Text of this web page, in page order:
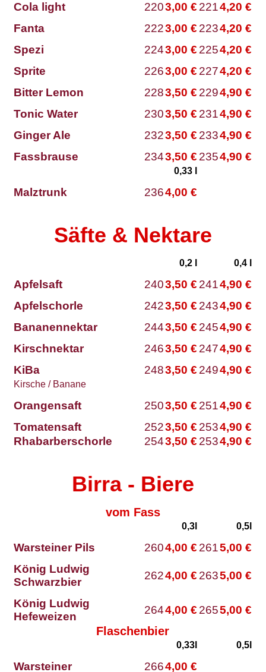
Cola light
2203,00 € 2214,20 €
Fanta
2223,00 € 2234,20 €
Spezi
2243,00 € 2254,20 €
Sprite
2263,00 € 2274,20 €
Bitter Lemon
2283,50 € 2294,90 €
Tonic Water
2303,50 € 2314,90 €
Ginger Ale
2323,50 € 2334,90 €
Fassbrause
2343,50 € 2354,90 €
0,33
Malztrunk 2364,00 €
Säfte & Nektare
0,2 0,4
Apfelsaft 2403,50 € 2414,90 €
Apfelschorle
2423,50 € 2434,90 €
Bananennektar
2443,50 € 2454,90 €
Kirschnektar
2463,50 € 2474,90 €
KiBa
2483,50 € 2494,90 €
Kirsche / Banane
Orangensaft 2503,50 € 2514,90 €
Tomatensaft
2523,50 € 2534,90 €
Rhabarberschorle
2543,50 € 2534,90 €
Birra - Biere
vom Fass
0,3l 0,5l
Warsteiner Pils 2604,00 € 2615,00 €
König Ludwig
Schwarzbier
2624,00 € 2635,00 €
König Ludwig
Hefeweizen
2644,00 € 2655,00 €
Flaschenbier
0,33l 0,5l
Warsteiner 2664,00 €